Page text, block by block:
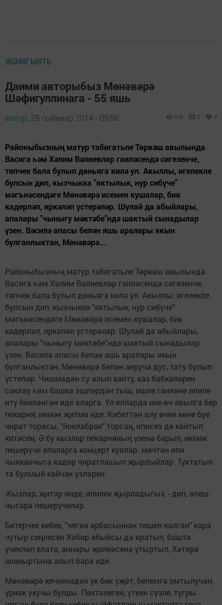
ҖӘМГЫЯТЬ
Даими авторыбыз Мөнәвәрә
Шәфигуллинага - 55 яшь
автор, 29 гыйнвар 2014 - 09:56 809 0 0
Районыбызның матур табигатьле Төркәш авылында
Васига һәм Хәлим Вәлиевлар гаиләсендә сигезенче,
төпчек бала булып дөньяга килә ул. Акыллы, игелекле
булсын дип, кызчыкка "яктылык, нур сибүче"
мәгънәсендәге Мөнәвәрә исемен кушалар, бик
кадерләп, иркәләп үстерәләр. Шулай да абыйлары,
апалары "чыныгу мәктәбе"ндә шактый сынадылар
үзен. Вәсилә апасы белән яшь аралары якын
булганлыктан, Мөнәвәрә...
Районыбызның матур табигатьле Төркәш авылында
Васига һәм Хәлим Вәлиевлар гаиләсендә сигезенче,
төпчек бала булып дөньяга килә ул. Акыллы, игелекле
булсын дип, кызчыкка "яктылык, нур сибүче"
мәгънәсендәге Мөнәвәрә исемен кушалар, бик
кадерләп, иркәләп үстерәләр. Шулай да абыйлары,
апалары "чыныгу мәктәбе"ндә шактый сынадылар
үзен. Вәсилә апасы белән яшь аралары якын
булганлыктан, Мөнәвәрә белән аеруча дус, тату булып
үстеләр. Чишмәдән су алып кайту, каз бәбкәләрен
саклау һәм башка эшләрдән тыш, ишле гаиләне ипиле
итү йөкләнгән иде аларга. Ул елларда ике-өч авылга бер
пекарня, икмәк җитми иде. Кибеттән алу өчен көне буе
чират торасы, "йоклабрак" торсаң, иписез дә кайтып
китәсең. Ә бу кызлар пекарняның үзенә барып, икмәк
пешерүче апаларга концерт куялар: мичтән ипи
чыкканчыга кадәр чиратлашып җырлыйлар. Туктатып
та булмый кайчак үзләрен.
-Кызлар, җитәр инде, ипилек җырладыгыз, - дип, өлеш
чыгара пешерүчеләр.
Бөтерчек кебек, "чегән арбасыннан төшеп калган" кара
чутыр сеңлесен Хәбир абыйсы да яратып, башта
үчекләп елата, аннары җилкәсенә утыртып, Хәтирә
шомыртына алып бара иде.
Мөнәвәрә кечкенәдән үк бик үҗәт, белемгә омтылучан,
үрнәк укучы булды. Пөхтәлеген, үткен сүзле, тугры